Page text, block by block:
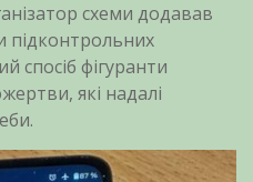
схеми додавав
підконтрольних
спосіб фігуранти
які надалі